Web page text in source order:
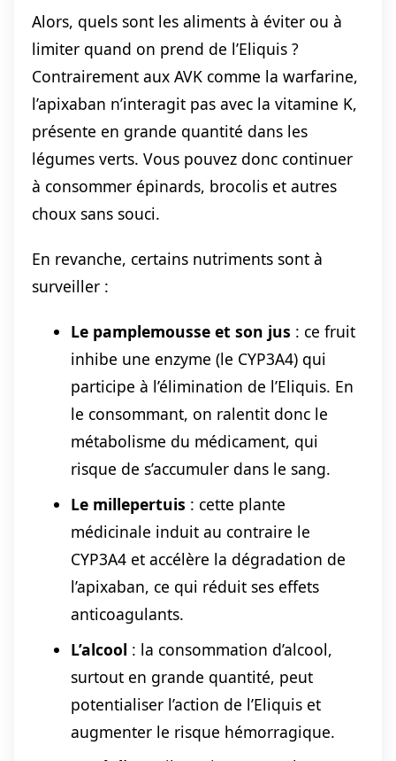
Alors, quels sont les aliments à éviter ou à
limiter quand on prend de l’Eliquis ?
Contrairement aux AVK comme la warfarine,
l’apixaban n’interagit pas avec la vitamine K,
présente en grande quantité dans les
légumes verts. Vous pouvez donc continuer
à consommer épinards, brocolis et autres
choux sans souci.
En revanche, certains nutriments sont à
surveiller :
Le pamplemousse et son jus : ce fruit
inhibe une enzyme (le CYP3A4) qui
participe à l’élimination de l’Eliquis. En
le consommant, on ralentit donc le
métabolisme du médicament, qui
risque de s’accumuler dans le sang.
Le millepertuis : cette plante
médicinale induit au contraire le
CYP3A4 et accélère la dégradation de
l’apixaban, ce qui réduit ses effets
anticoagulants.
L’alcool : la consommation d’alcool,
surtout en grande quantité, peut
potentialiser l’action de l’Eliquis et
augmenter le risque hémorragique.